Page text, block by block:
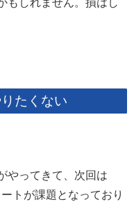
もしれません。損はし
たくない
やってきて、次回は
トが課題となっており